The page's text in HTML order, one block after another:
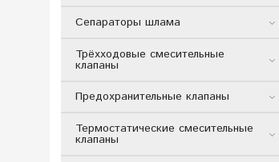
Сепараторы шлама
Трёхходовые смесительные
клапаны
Предохранительные клапаны
Термостатические смесительные
клапаны